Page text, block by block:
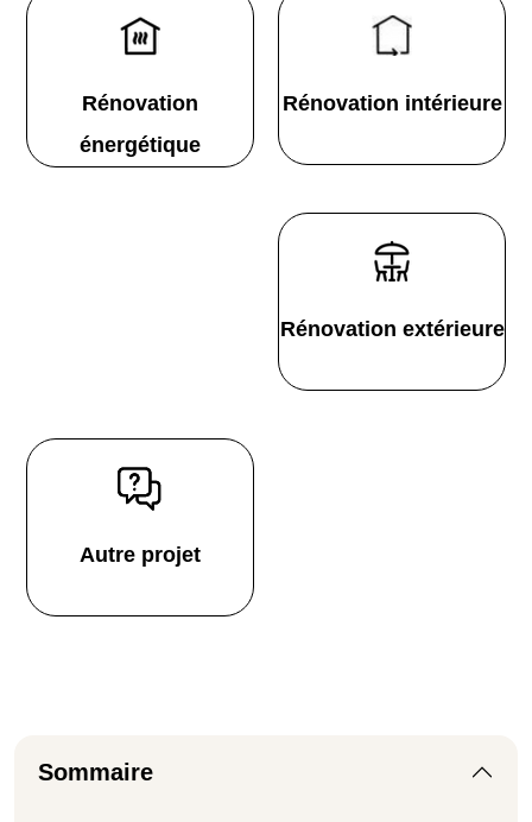
Rénovation
énergétique
Rénovation intérieure
Rénovation extérieure
Autre projet
Sommaire